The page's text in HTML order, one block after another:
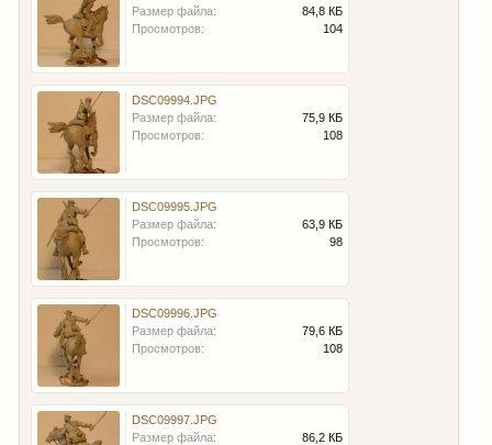
Размер файла:
84,8 КБ
Просмотров:
104
DSC09994.JPG
Размер файла:
75,9 КБ
Просмотров:
108
DSC09995.JPG
Размер файла:
63,9 КБ
Просмотров:
98
DSC09996.JPG
Размер файла:
79,6 КБ
Просмотров:
108
DSC09997.JPG
Размер файла:
86,2 КБ